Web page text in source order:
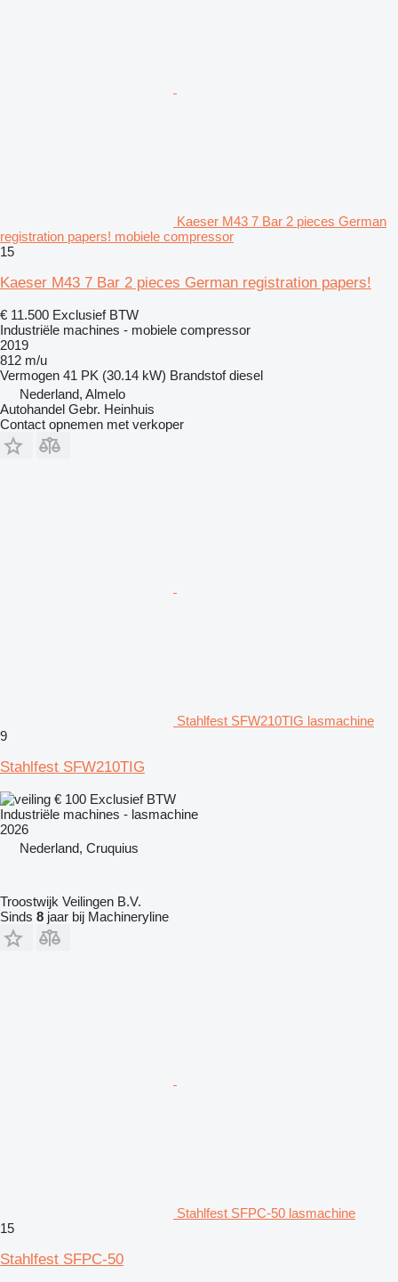
Kaeser M43 7 Bar 2 pieces German
registration papers! mobiele compressor
15
Kaeser M43 7 Bar 2 pieces German registration papers!
€ 11.500 Exclusief BTW
Industriële machines - mobiele compressor
2019
812 m/u
Vermogen 41 PK (30.14 kW) Brandstof diesel
Nederland, Almelo
Autohandel Gebr. Heinhuis
Contact opnemen met verkoper
Stahlfest SFW210TIG lasmachine
9
Stahlfest SFW210TIG
€ 100 Exclusief BTW
Industriële machines - lasmachine
2026
Nederland, Cruquius
Troostwijk Veilingen B.V.
Sinds 8 jaar bij Machineryline
Stahlfest SFPC-50 lasmachine
15
Stahlfest SFPC-50